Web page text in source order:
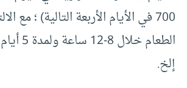
700 في الأيام الأربعة التالية) ؛ مع
الطعام
إلخ.